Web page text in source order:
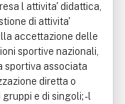
l attivita' didattica,
di attivita'
accettazione delle
sportive nazionali,
sportiva associata
diretta o
e di singoli; - l